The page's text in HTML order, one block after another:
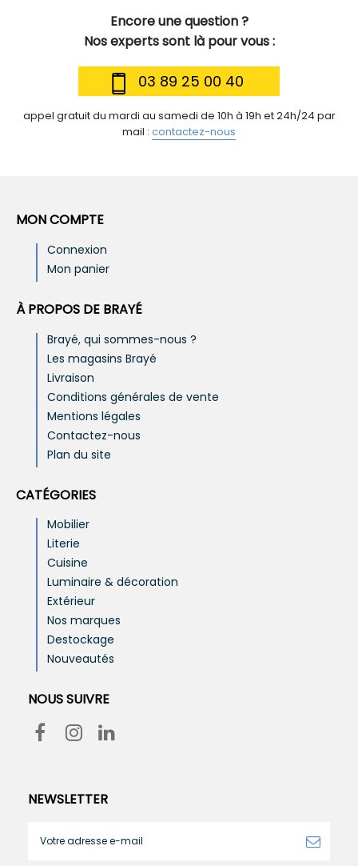
Encore une question ?
Nos experts sont là pour vous :
03 89 25 00 40
appel gratuit du mardi au samedi de 10h à 19h et 24h/24 par
mail : contactez-nous
MON COMPTE
Connexion
Mon panier
À PROPOS DE BRAYÉ
Brayé, qui sommes-nous ?
Les magasins Brayé
Livraison
Conditions générales de vente
Mentions légales
Contactez-nous
Plan du site
CATÉGORIES
Mobilier
Literie
Cuisine
Luminaire & décoration
Extérieur
Nos marques
Destockage
Nouveautés
NOUS SUIVRE
NEWSLETTER